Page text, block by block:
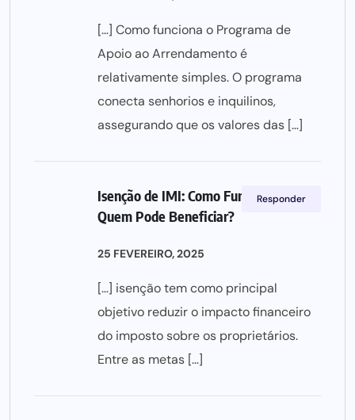
[…] Como funciona o Programa de
Apoio ao Arrendamento é
relativamente simples. O programa
conecta senhorios e inquilinos,
assegurando que os valores das […]
Isenção de IMI: Como Funciona e
Quem Pode Beneficiar?
25 FEVEREIRO, 2025
[…] isenção tem como principal
objetivo reduzir o impacto financeiro
do imposto sobre os proprietários.
Entre as metas […]
Responder